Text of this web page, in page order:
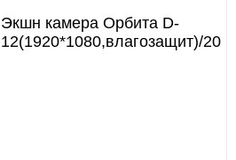
Экшн камера Орбита D-
12(1920*1080,влагозащит)/20